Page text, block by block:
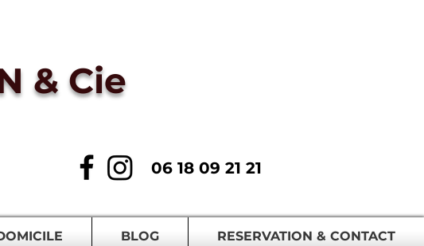
& Cie
06 18 09 21 21
BLOG RESERVATION & CONTACT